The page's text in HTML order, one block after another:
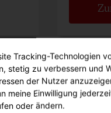
9615
Tracking-Technologien
stetig zu verbessern und
der Nutzer
meine Einwilligung
oder ändern.